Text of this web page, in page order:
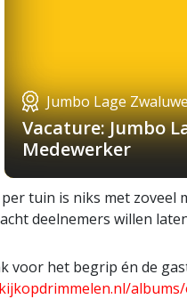
Jumbo Lage
Vacature: Jumbo
Medewerker
tuin is niks met zoveel
deelnemers willen
voor het begrip én de